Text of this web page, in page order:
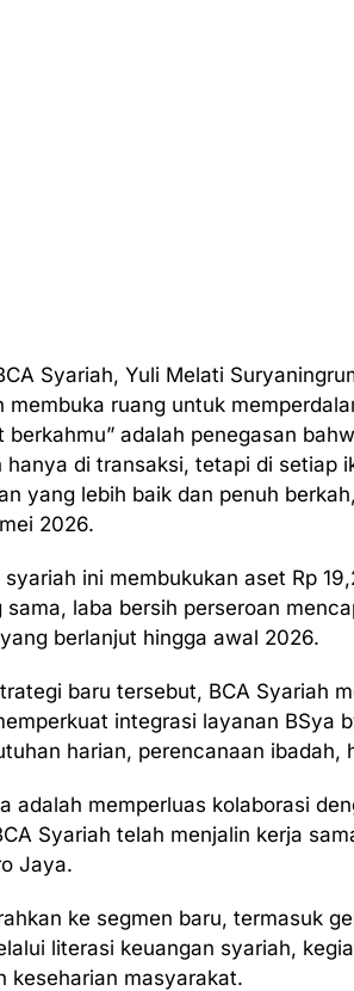
Syariah, Yuli Melati
membuka ruang untuk
berkahmu” adalah penegasan
hanya di transaksi, tetapi di setiap
yang lebih baik dan penuh
2026.
ini membukukan aset Rp
laba bersih perseroan
berlanjut hingga awal 2026.
baru tersebut, BCA Syariah
integrasi layanan BSya
harian, perencanaan ibadah,
adalah memperluas kolaborasi
Syariah telah menjalin kerja
Jaya.
ke segmen baru, termasuk
literasi keuangan syariah,
keseharian masyarakat.